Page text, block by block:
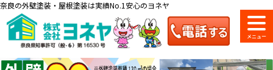
奈良の外壁塗装・屋根塗装は実績No.1安心のヨネヤ